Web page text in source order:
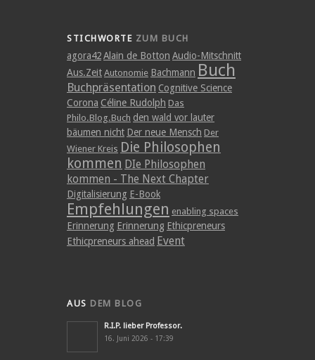
STICHWORTE ZUM BUCH
agora42Alain de Botton Audio-Mitschnitt
Aus.Zeit Autonomie Bachmann Buch
Buchpräsentation Cognitive Science
Corona Céline Rudolph Das
Philo.Blog.Buch den wald vor lauter
bäumen nicht Der neue Mensch Der
Wiener Kreis Die Philosophen
kommen DIe Philosophen
kommen - The Next Chapter
Digitalisierung E-Book
Empfehlungen enabling spaces
Erinnerung Erinnerung Ethicpreneurs
Ethicpreneurs ahead Event
AUS DEM BLOG
R.I.P. lieber Professor.
16. Juni 2026 - 17:39